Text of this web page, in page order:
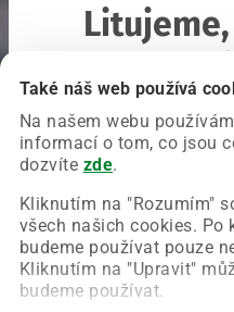
Také náš web používá
Na našem webu
informací o tom, co jsou
dozvíte zde.
Kliknutím na "Rozumím"
všech našich cookies. Po
budeme používat pouze
Kliknutím na "Upravit"
budeme používat.
Chyba nastala na
Zkuste prosím znovu
Obnovit stránku